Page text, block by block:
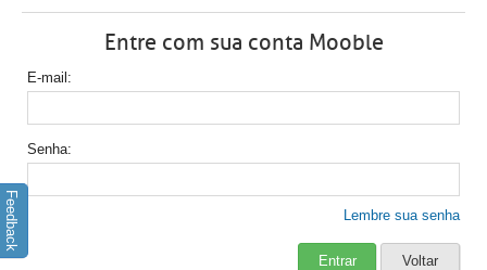
Entre com sua conta Mooble
E-mail
Senha
Lembre sua senha
Entrar Voltar
Feedback